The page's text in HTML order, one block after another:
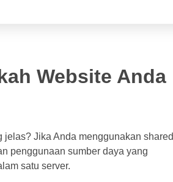
Website Anda
Jika Anda menggunakan shared
penggunaan sumber daya yang
satu server.